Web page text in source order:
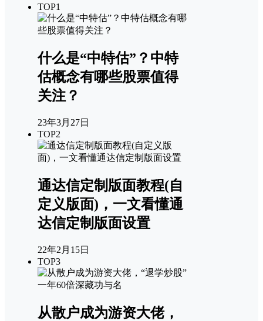
TOP1
什么是“中特估”？中特
估概念有哪些股票值得
关注？
23年3月27日
TOP2
通达信定制版面教程(自
定义版面)，一文看懂通
达信定制版面设置
22年2月15日
TOP3
从散户成为游资大佬，